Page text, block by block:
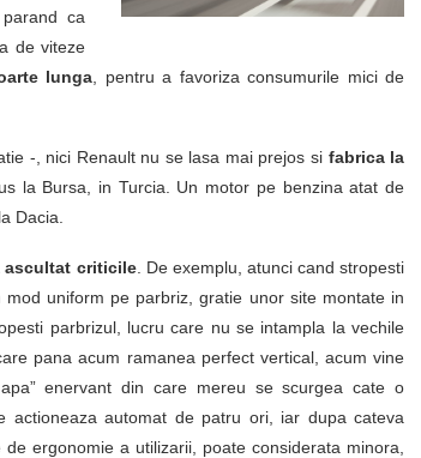
ca
de viteze
lunga , pentru a favoriza consumurile mici de
-, nici Renault nu se lasa mai prejos si fabrica la
la Bursa, in Turcia. Un motor pe benzina atat de
Dacia.
ascultat criticile. De exemplu, atunci cand stropesti
uniform pe parbriz, gratie unor site montate in
parbrizul, lucru care nu se intampla la vechile
pana acum ramanea perfect vertical, acum vine
enervant din care mereu se scurgea cate o
actioneaza automat de patru ori, iar dupa cateva
ergonomie a utilizarii, poate considerata minora,